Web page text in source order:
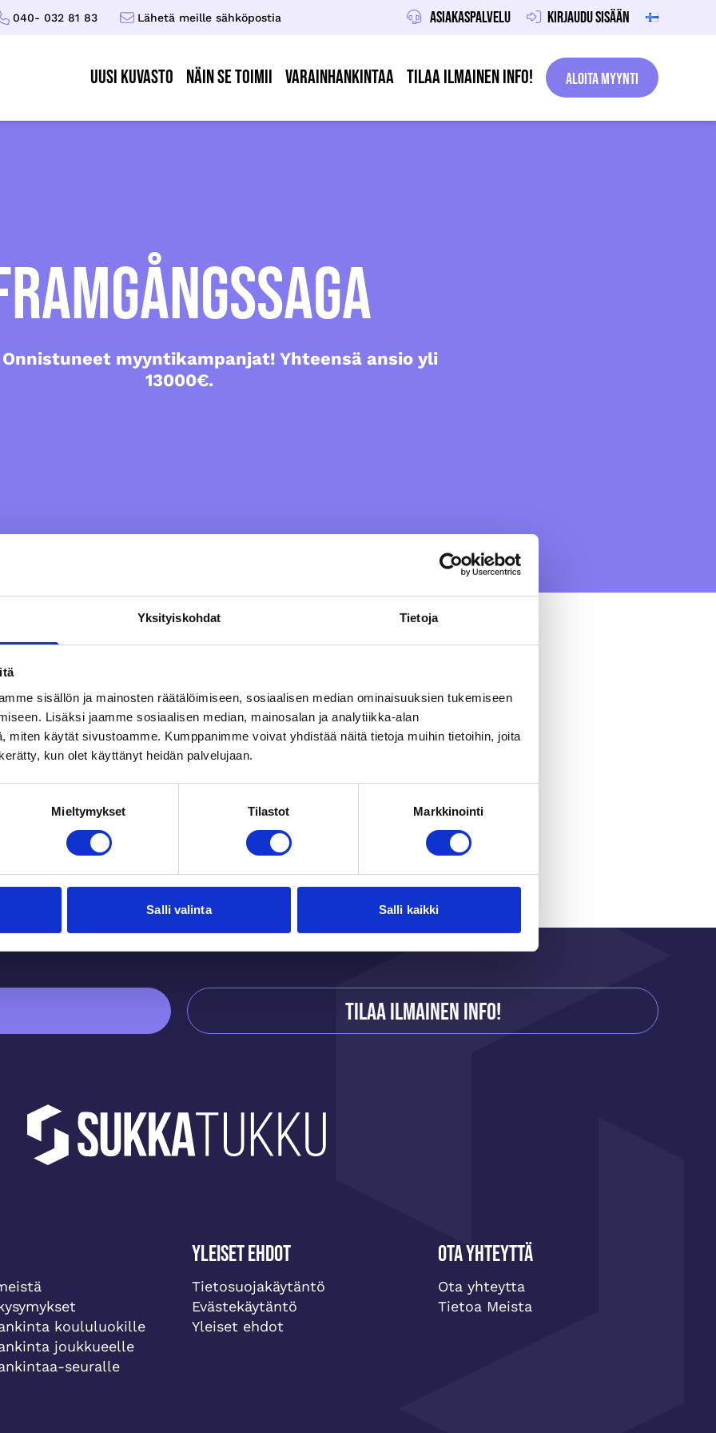
Yksityiskohdat Tietoja
sisällön ja mainosten räätälöimiseen, sosiaalisen median ominaisuuksien tukemiseen
Lisäksi jaamme sosiaalisen median, mainosalan ja analytiikka-alan
miten käytät sivustoamme. Kumppanimme voivat yhdistää näitä tietoja muihin tietoihin, joita
kun olet käyttänyt heidän palvelujaan.
Mieltymykset Tilastot Markkinointi
Salli valinta Salli kaikki
040- 032 81 83 Lähetä meille sähköpostia Asiakaspalvelu Kirjaudu sisään
UUSI KUVASTO Näin se toimii Varainhankintaa Tilaa ilmainen info! Aloita Myynti
Onnistuneet myyntikampanjat! Yhteensä ansio yli
13000€.
myyntikampanjat! Yhteensä ansio yli 13000€.
myyntikampanjan aikana Esse IK ovat saaneet kerättyä 13396€.
mainio tapa kerätä rahaa seuran toimintaan. Samalla saamme
– Onnistuneet myyntikampanjat! Yhteensä ansio yli
ni delade med er av er framgångssaga!
Tilaa ilmainen info!
koululuokille
joukkueelle
seuralle
Yleiset ehdot
Tietosuojakäytäntö
Evästekäytäntö
Yleiset ehdot
Ota yhteyttä
Ota yhteytta
Tietoa Meista